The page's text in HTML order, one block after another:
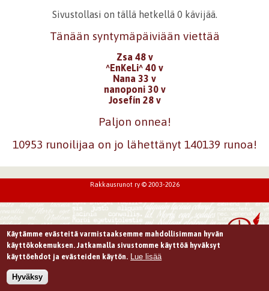
Sivustollasi on tällä hetkellä 0 kävijää.
Tänään syntymäpäiviään viettää
Zsa 48 v
^EnKeLi^ 40 v
Nana 33 v
nanoponi 30 v
Josefín 28 v
Paljon onnea!
10953 runoilijaa on jo lähettänyt 140139 runoa!
Rakkausrunot ry © 2003-2026
Käytämme evästeitä varmistaaksemme mahdollisimman hyvän
käyttökokemuksen. Jatkamalla sivustomme käyttöä hyväksyt
käyttöehdot ja evästeiden käytön. Lue lisää
Hyväksy